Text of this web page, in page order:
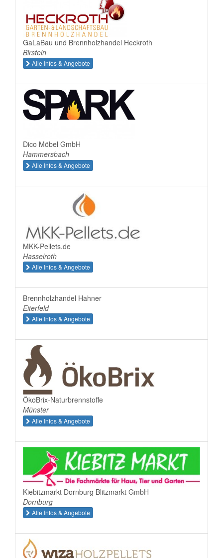
GaLaBau und Brennholzhandel Heckroth
Birstein
Alle Infos & Angebote
Dico Möbel GmbH
Hammersbach
Alle Infos & Angebote
MKK-Pellets.de
Hasselroth
Alle Infos & Angebote
Brennholzhandel Hahner
Eiterfeld
Alle Infos & Angebote
ÖkoBrix-Naturbrennstoffe
Münster
Alle Infos & Angebote
Kiebitzmarkt Dornburg Blitzmarkt GmbH
Dornburg
Alle Infos & Angebote